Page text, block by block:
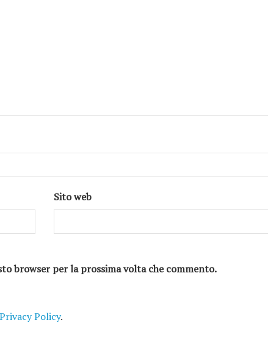
Sito web
browser per la prossima volta che commento.
Privacy Policy.